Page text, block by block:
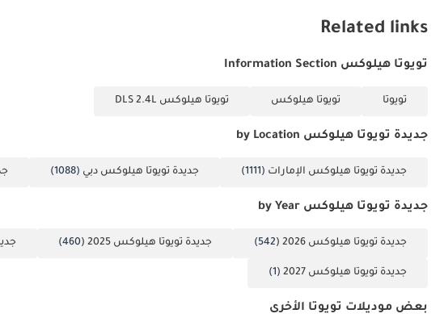
Related links
تويوتا هيلوكس Information Section
تويوتا تويوتا هيلوكس تويوتا هيلوكس DLS 2.4L
جديدة تويوتا هيلوكس by Location
جديدة تويوتا هيلوكس الإمارات (1111) جديدة تويوتا هيلوكس دبي (1088)
جديدة تويوتا هيلوكس by Year
جديدة تويوتا هيلوكس 2026 (542) جديدة تويوتا هيلوكس 2025 (460)
جديدة تويوتا هيلوكس 2027 (1)
بعض موديلات تويوتا الأخرى